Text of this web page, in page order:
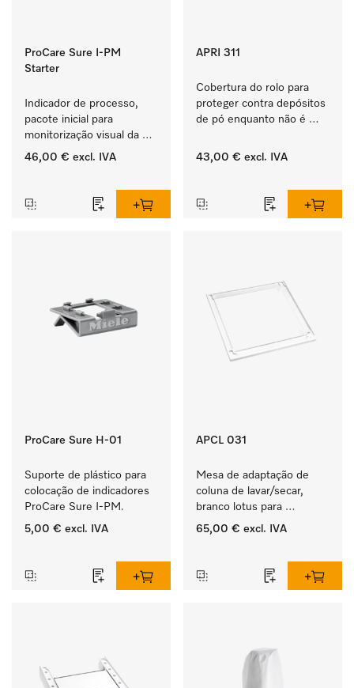
ProCare Sure I-PM
Starter
Indicador de processo,
pacote inicial para
monitorização visual da
rotina no processo de
46,00 € excl. IVA
APRI 311
Cobertura do rolo para
proteger contra depósitos
de pó enquanto não é
43,00 € excl. IVA
ProCare Sure H-01
Suporte de plástico para
colocação de indicadores
ProCare Sure I-PM.
5,00 € excl. IVA
APCL 031
Mesa de adaptação de
coluna de lavar/secar,
branco lotus para
instalação segura e em
65,00 € excl. IVA